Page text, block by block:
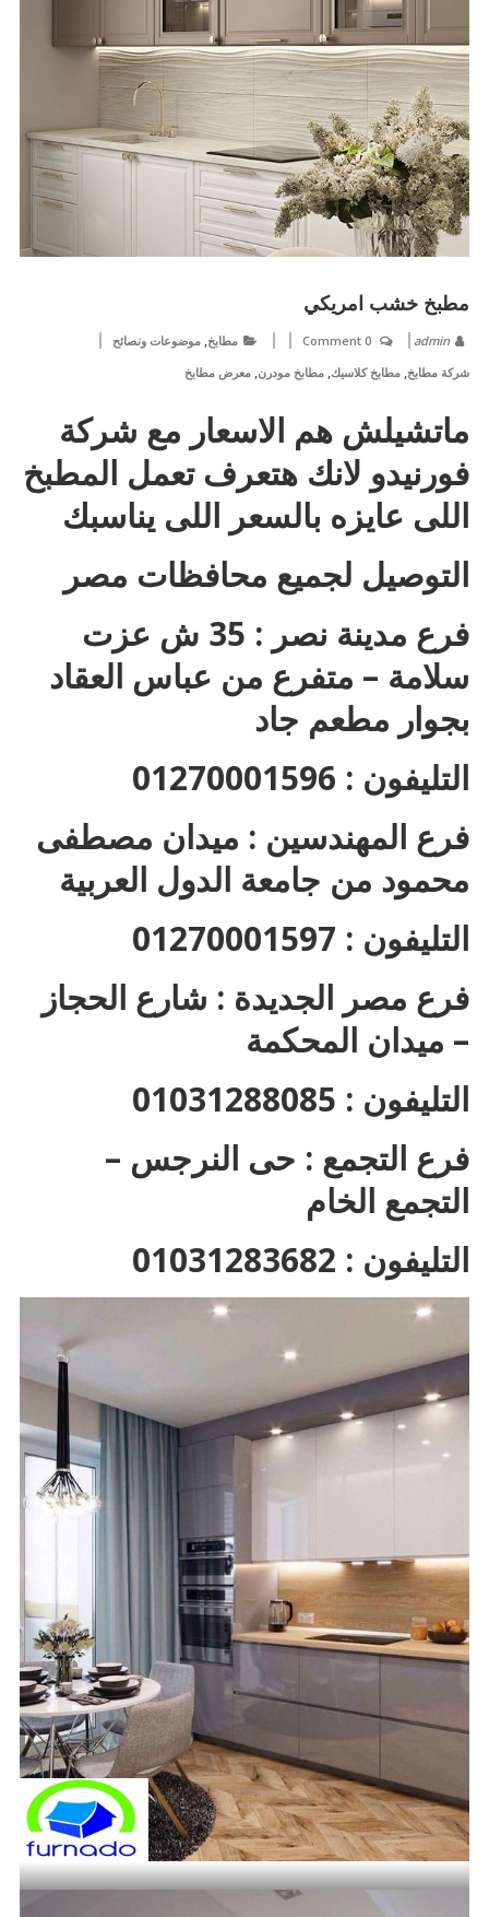
مطبخ خشب امريكي
admin
0 Comment مطابخ, موضوعات ونصائح
شركة مطابخ, مطابخ كلاسيك, مطابخ مودرن, معرض مطابخ
ماتشيلش هم الاسعار مع شركة
فورنيدو لانك هتعرف تعمل المطبخ
اللى عايزه بالسعر اللى يناسبك
التوصيل لجميع محافظات مصر
فرع مدينة نصر : 35 ش عزت
سلامة – متفرع من عباس العقاد
بجوار مطعم جاد
التليفون : 01270001596
فرع المهندسين : ميدان مصطفى
محمود من جامعة الدول العربية
التليفون : 01270001597
فرع مصر الجديدة : شارع الحجاز
– ميدان المحكمة
التليفون : 01031288085
فرع التجمع : حى النرجس –
التجمع الخام
التليفون : 01031283682